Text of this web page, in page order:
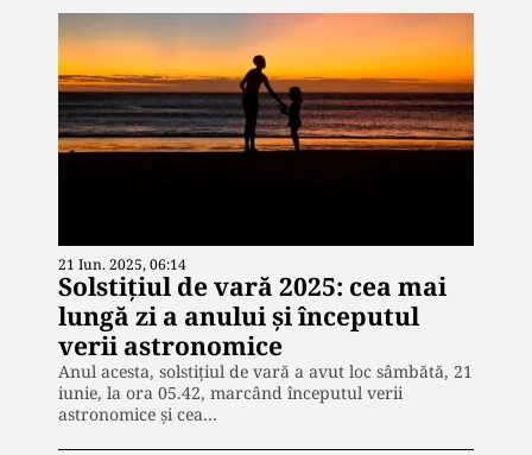
21 Iun. 2025, 06:14
Solstiţiul de vară 2025: cea mai
lungă zi a anului şi începutul
verii astronomice
Anul acesta, solstiţiul de vară a avut loc sâmbătă, 21
iunie, la ora 05.42, marcând începutul verii
astronomice şi cea…